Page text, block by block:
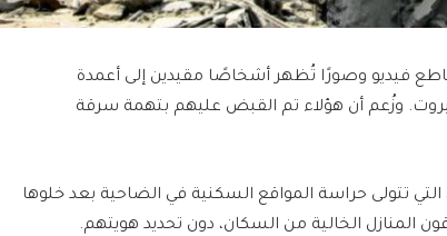
فيديو وصورًا تُظهر أشخاصًا مقيدين إلى أعمدة
وزُعم أن هؤلاء تم القبض عليهم بتهمة سرقة
التي تتولى حراسة المواقع السكنية في الضاحية بعد خلوها
الخالية من السكان، دون تحديد هويتهم.